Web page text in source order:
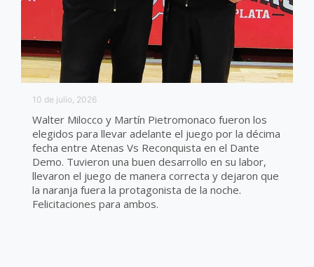
10 de julio, 2026
Walter Milocco y Martín Pietromonaco fueron los
elegidos para llevar adelante el juego por la décima
fecha entre Atenas Vs Reconquista en el Dante
Demo. Tuvieron una buen desarrollo en su labor,
llevaron el juego de manera correcta y dejaron que
la naranja fuera la protagonista de la noche.
Felicitaciones para ambos.